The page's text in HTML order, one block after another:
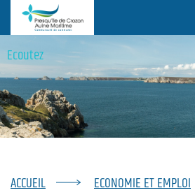
Ecoutez
ACCUEIL ECONOMIE ET EMPLOI